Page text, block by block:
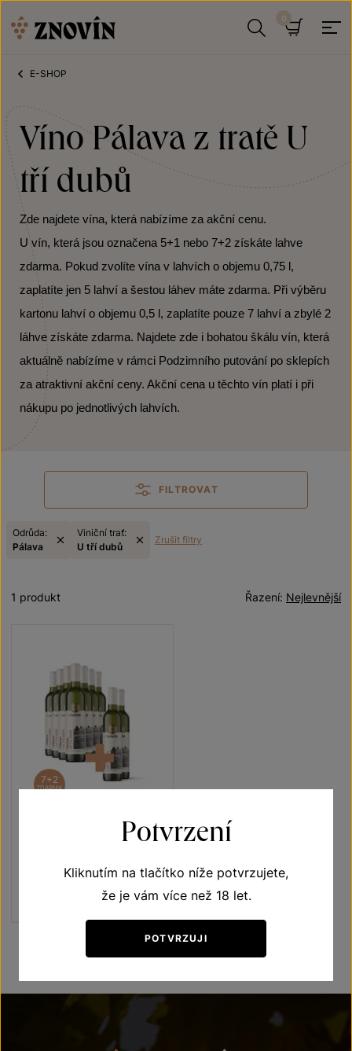
E-SHOP
Víno Pálava z tratě U
tří dubů
Zde najdete vína, která nabízíme za akční cenu.
U vín, která jsou označena 5+1 nebo 7+2 získáte lahve
zdarma. Pokud zvolíte vína v lahvích o objemu 0,75 l,
zaplatíte jen 5 lahví a šestou láhev máte zdarma. Při výběru
kartonu lahví o objemu 0,5 l, zaplatíte pouze 7 lahví a zbylé 2
láhve získáte zdarma. Najdete zde i bohatou škálu vín, která
aktuálně nabízíme v rámci Podzimního putování po sklepích
za atraktivní akční ceny. Akční cena u těchto vín platí i při
nákupu po jednotlivých lahvích.
FILTROVAT
Odrůda:
Pálava
Viniční trať:
U tří dubů
Zrušit filtry
Nejlevnější
Řazení:
1 produkt
7+2
ZDARMA
výběr z hroznů 2021
Šarže 1353
Kč
Potvrzení
Kliknutím na tlačítko níže potvrzujete,
že je vám více než 18 let.
POTVRZUJI